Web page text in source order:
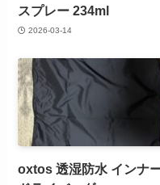
スプレー 234ml
2026-03-14
oxtos 透湿防水 インナ